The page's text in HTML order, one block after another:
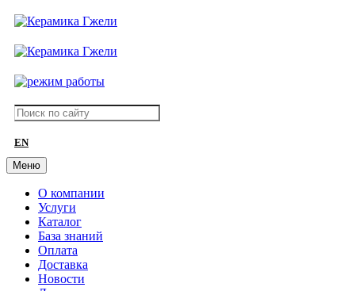
EN
Меню
О компании
Услуги
Каталог
База знаний
Оплата
Доставка
Новости